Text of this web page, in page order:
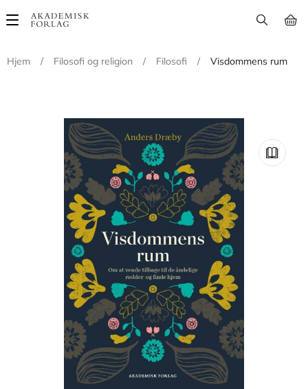
Main
Hjem
/ Filosofi og religion / Filosofi / Visdommens rum